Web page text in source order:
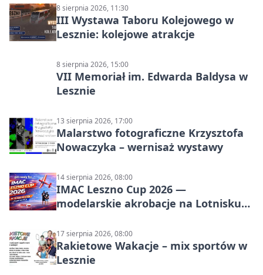
8 sierpnia 2026, 11:30
III Wystawa Taboru Kolejowego w
Lesznie: kolejowe atrakcje
8 sierpnia 2026, 15:00
VII Memoriał im. Edwarda Baldysa w
Lesznie
13 sierpnia 2026, 17:00
Malarstwo fotograficzne Krzysztofa
Nowaczyka – wernisaż wystawy
14 sierpnia 2026, 08:00
IMAC Leszno Cup 2026 —
modelarskie akrobacje na Lotnisku
17 sierpnia 2026, 08:00
Rakietowe Wakacje – mix sportów w
Lesznie